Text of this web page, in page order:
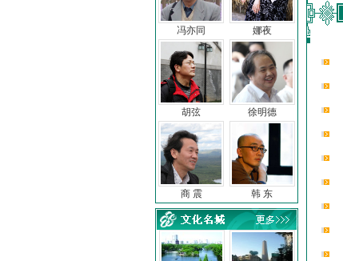
冯亦同 娜夜
胡弦 徐明德
商 震 韩 东